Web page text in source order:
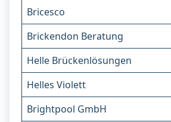
Bricesco
Brickendon Beratung
Helle Brückenlösungen
Helles Violett
Brightpool GmbH